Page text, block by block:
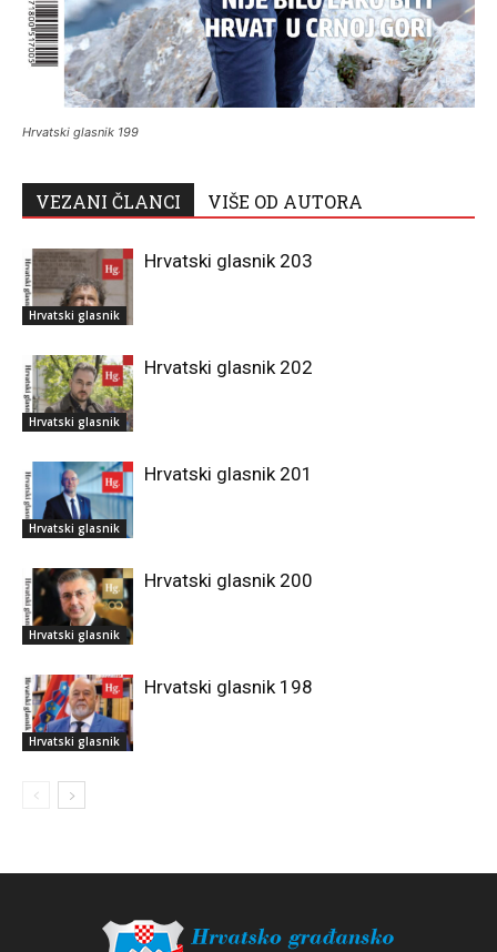
Hrvatski glasnik 199
VEZANI ČLANCI VIŠE OD AUTORA
Hrvatski glasnik
Hrvatski glasnik 203
Hrvatski glasnik
Hrvatski glasnik 202
Hrvatski glasnik
Hrvatski glasnik 201
Hrvatski glasnik
Hrvatski glasnik 200
Hrvatski glasnik
Hrvatski glasnik 198